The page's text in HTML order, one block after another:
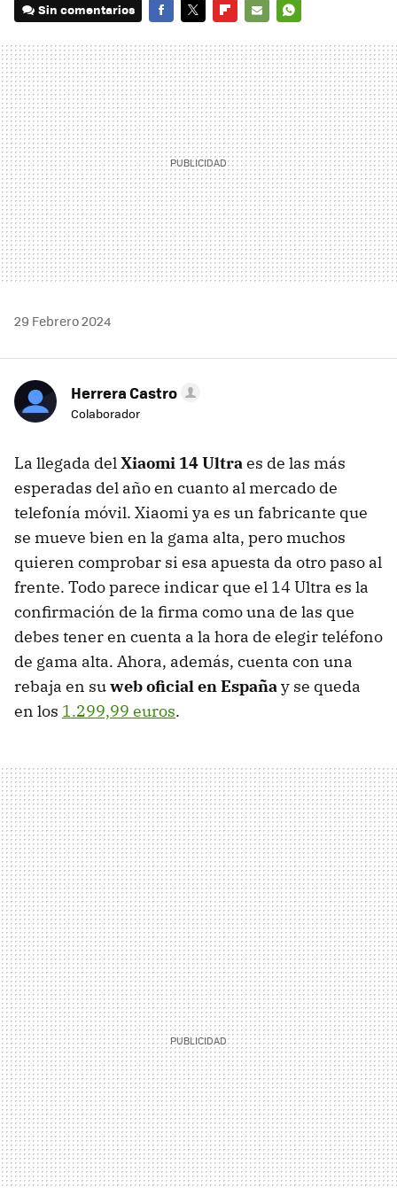
Sin comentarios
MAIL
29 Febrero 2024
Herrera Castro
Colaborador
La llegada delXiaomi 14 Ultraes de las más
esperadas del año en cuanto al mercado de
telefonía móvil. Xiaomi ya es un fabricante que
se mueve bien en la gama alta, pero muchos
quieren comprobar si esa apuesta da otro paso al
frente. Todo parece indicar que el 14 Ultra es la
confirmación de la firma como una de las que
debes tener en cuenta a la hora de elegir teléfono
de gama alta. Ahora, además, cuenta con una
rebaja en suweb oficial en Españay se queda
en los 1.299,99 euros.